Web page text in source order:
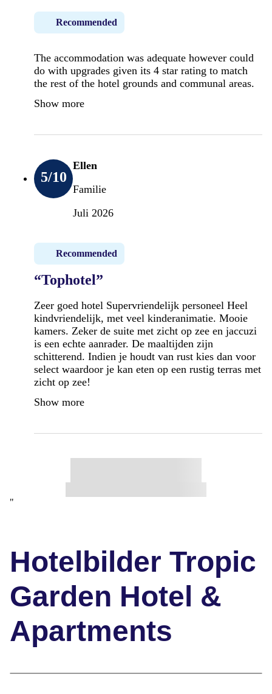
Recommended
The accommodation was adequate however could
do with upgrades given its 4 star rating to match
the rest of the hotel grounds and communal areas.
Show more
5/10
Ellen
Familie
Juli 2026
Recommended
“Tophotel”
Zeer goed hotel Supervriendelijk personeel Heel
kindvriendelijk, met veel kinderanimatie. Mooie
kamers. Zeker de suite met zicht op zee en jaccuzi
is een echte aanrader. De maaltijden zijn
schitterend. Indien je houdt van rust kies dan voor
select waardoor je kan eten op een rustig terras met
zicht op zee!
Show more
"
Hotelbilder Tropic
Garden Hotel &
Apartments